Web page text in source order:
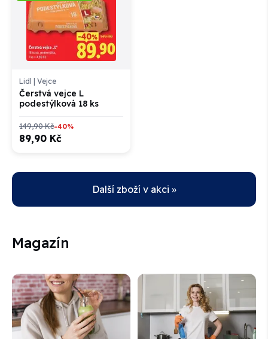
Lidl Vejce
Čerstvá vejce L
podestýlková 18 ks
149,90 Kč-40%
89,90 Kč
Další zboží v akci »
Magazín